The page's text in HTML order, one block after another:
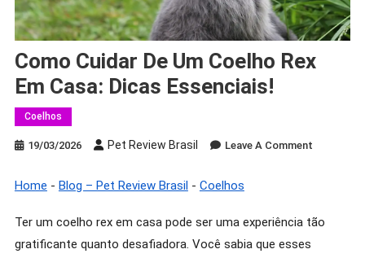
Como Cuidar De Um Coelho Rex
Em Casa: Dicas Essenciais!
Coelhos
19/03/2026 Pet Review Brasil Leave A CommentOn
Um
Home - Blog – Pet Review Brasil- Coelhos
Ter um coelho rex em casa pode ser uma experiência tão
gratificante quanto desafiadora. Você sabia que esses